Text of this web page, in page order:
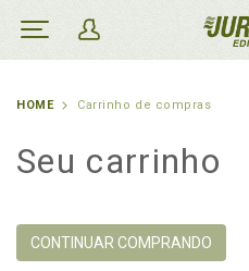
HOME Carrinho de compras
Seu carrinho
CONTINUAR COMPRANDO